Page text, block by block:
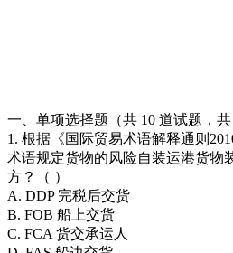
一、单项选择题（共 10 道试题，共
1. 根据《国际贸易术语解释通则
术语规定货物的风险自装运港货物
方？（ ）
A. DDP 完税后交货
B. FOB 船上交货
C. FCA 货交承运人